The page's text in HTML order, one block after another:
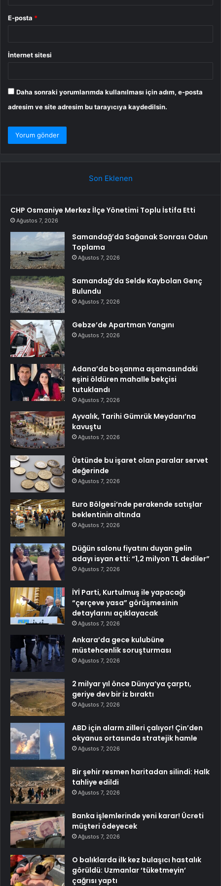
E-posta *
İnternet sitesi
Daha sonraki yorumlarımda kullanılması için adım, e-posta
adresim ve site adresim bu tarayıcıya kaydedilsin.
Son Eklenen
CHP Osmaniye Merkez İlçe Yönetimi Toplu İstifa Etti
Ağustos 7, 2026
Samandağ’da Sağanak Sonrası Odun
Toplama
Ağustos 7, 2026
Samandağ’da Selde Kaybolan Genç
Bulundu
Ağustos 7, 2026
Gebze’de Apartman Yangını
Ağustos 7, 2026
Adana’da boşanma aşamasındaki
eşini öldüren mahalle bekçisi
tutuklandı
Ağustos 7, 2026
Ayvalık, Tarihi Gümrük Meydanı’na
kavuştu
Ağustos 7, 2026
Üstünde bu işaret olan paralar servet
değerinde
Ağustos 7, 2026
Euro Bölgesi’nde perakende satışlar
beklentinin altında
Ağustos 7, 2026
Düğün salonu fiyatını duyan gelin
adayı isyan etti: “1,2 milyon TL dediler”
Ağustos 7, 2026
İYİ Parti, Kurtulmuş ile yapacağı
“çerçeve yasa” görüşmesinin
detaylarını açıklayacak
Ağustos 7, 2026
Ankara’da gece kulubüne
müstehcenlik soruşturması
Ağustos 7, 2026
2 milyar yıl önce Dünya’ya çarptı,
geriye dev bir iz bıraktı
Ağustos 7, 2026
ABD için alarm zilleri çalıyor! Çin’den
okyanus ortasında stratejik hamle
Ağustos 7, 2026
Bir şehir resmen haritadan silindi: Halk
tahliye edildi
Ağustos 7, 2026
Banka işlemlerinde yeni karar! Ücreti
müşteri ödeyecek
Ağustos 7, 2026
O balıklarda ilk kez bulaşıcı hastalık
görüldü: Uzmanlar ‘tüketmeyin’
çağrısı yaptı